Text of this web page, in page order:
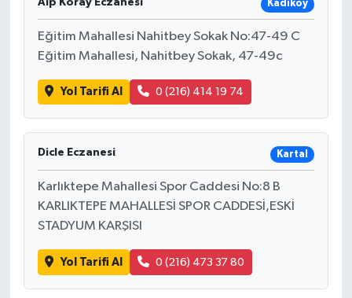
Alp Koray Eczanesi Kadıköy
Eğitim Mahallesi Nahitbey Sokak No:47-49 C
Eğitim Mahallesi, Nahitbey Sokak, 47-49c
Yol Tarifi Al 0 (216) 414 19 74
Dicle Eczanesi Kartal
Karlıktepe Mahallesi Spor Caddesi No:8 B
KARLIKTEPE MAHALLESİ SPOR CADDESİ,ESKİ
STADYUM KARŞISI
Yol Tarifi Al 0 (216) 473 37 80
Sağlık
Tokat Haber